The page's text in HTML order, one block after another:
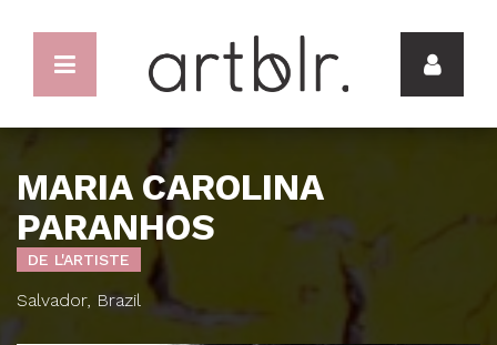
MARIA CAROLINA
PARANHOS
DE L'ARTISTE
Salvador, Brazil